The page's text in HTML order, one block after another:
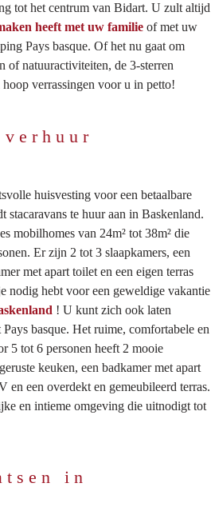
tot het centrum van Bidart. U zult altijd
heeft met uw familie of met uw
Pays basque. Of het nu gaat om
of natuuractiviteiten, de 3-sterren
verrassingen voor u in petto!
huisvesting voor een betaalbare
stacaravans te huur aan in Baskenland.
mobilhomes van 24m² tot 38m² die
Er zijn 2 tot 3 slaapkamers, een
met apart toilet en een eigen terras
nodig hebt voor een geweldige vakantie
! U kunt zich ook laten
basque. Het ruime, comfortabele en
5 tot 6 personen heeft 2 mooie
keuken, een badkamer met apart
en een overdekt en gemeubileerd terras.
en intieme omgeving die uitnodigt tot
in